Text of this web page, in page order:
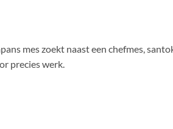
mes zoekt naast een chefmes,
precies werk.